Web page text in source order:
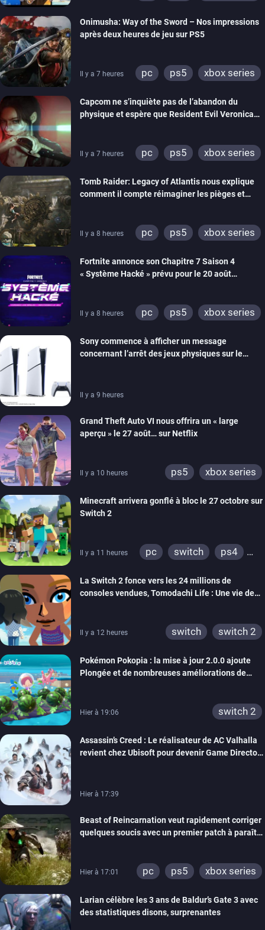
Onimusha: Way of the Sword – Nos impressions
après deux heures de jeu sur PS5
Il y a 7 heures pc ps5
xbox series
Capcom ne s’inquiète pas de l’abandon du
physique et espère que Resident Evil Veronica
Il y a 7 heures pc ps5
xbox series
Tomb Raider: Legacy of Atlantis nous explique
comment il compte réimaginer les pièges et
Il y a 8 heures pc ps5
xbox series
Fortnite annonce son Chapitre 7 Saison 4
« Système Hacké » prévu pour le 20 août
Il y a 8 heures pc ps5
xbox series
ps4
xbox one
switch 2
Sony commence à afficher un message
concernant l’arrêt des jeux physiques sur le
Il y a 9 heures
Grand Theft Auto VI nous offrira un « large
aperçu » le 27 août… sur Netflix
Il y a 10 heures ps5 xbox series
Minecraft arrivera gonflé à bloc le 27 octobre sur
Switch 2
Il y a 11 heures pc switch
ps4
wiiu
3ds
ps3
xbox 360
switch 2
La Switch 2 fonce vers les 24 millions de
consoles vendues, Tomodachi Life : Une vie de
Il y a 12 heures switch switch 2
Pokémon Pokopia : la mise à jour 2.0.0 ajoute
Plongée et de nombreuses améliorations de
Hier à 19:06 switch 2
Assassin’s Creed : Le réalisateur de AC Valhalla
revient chez Ubisoft pour devenir Game Director
Hier à 17:39
Beast of Reincarnation veut rapidement corriger
quelques soucis avec un premier patch à paraître
Hier à 17:01 pc ps5 xbox series
Larian célèbre les 3 ans de Baldur’s Gate 3 avec
des statistiques disons, surprenantes